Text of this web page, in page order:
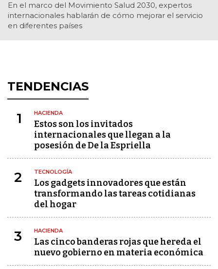
En el marco del Movimiento Salud 2030, expertos
internacionales hablarán de cómo mejorar el servicio
en diferentes países
TENDENCIAS
1 HACIENDA
Estos son los invitados
internacionales que llegan a la
posesión de De la Espriella
2 TECNOLOGÍA
Los gadgets innovadores que están
transformando las tareas cotidianas
del hogar
3 HACIENDA
Las cinco banderas rojas que hereda el
nuevo gobierno en materia económica